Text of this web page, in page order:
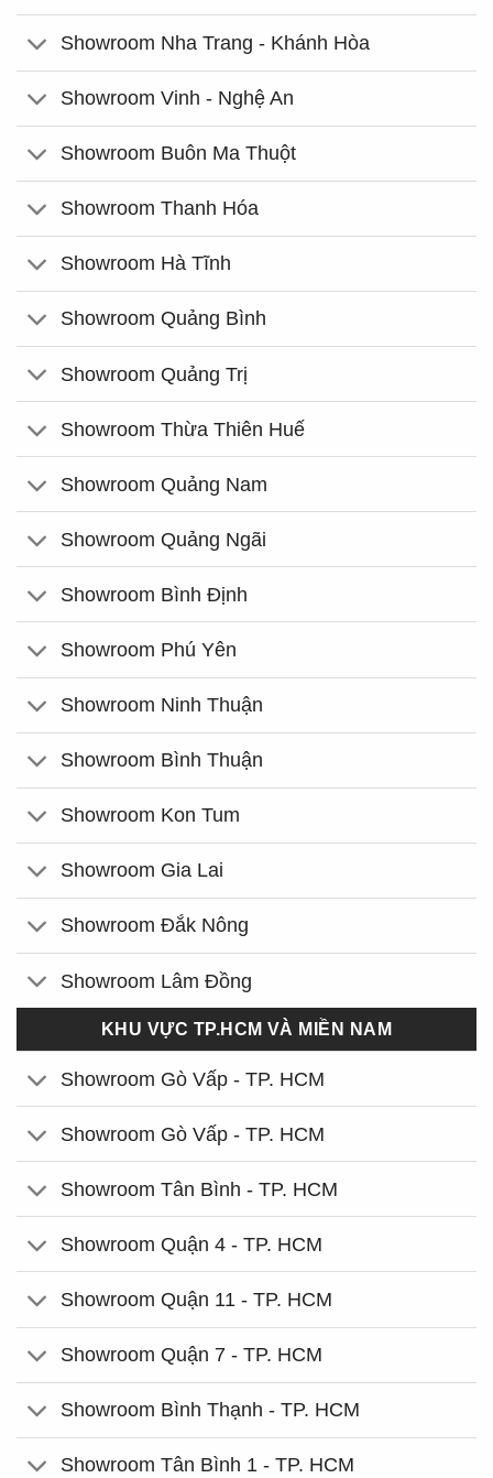
Showroom Nha Trang - Khánh Hòa
Showroom Vinh - Nghệ An
Showroom Buôn Ma Thuột
Showroom Thanh Hóa
Showroom Hà Tĩnh
Showroom Quảng Bình
Showroom Quảng Trị
Showroom Thừa Thiên Huế
Showroom Quảng Nam
Showroom Quảng Ngãi
Showroom Bình Định
Showroom Phú Yên
Showroom Ninh Thuận
Showroom Bình Thuận
Showroom Kon Tum
Showroom Gia Lai
Showroom Đắk Nông
Showroom Lâm Đồng
KHU VỰC TP.HCM VÀ MIỀN NAM
Showroom Gò Vấp - TP. HCM
Showroom Gò Vấp - TP. HCM
Showroom Tân Bình - TP. HCM
Showroom Quận 4 - TP. HCM
Showroom Quận 11 - TP. HCM
Showroom Quận 7 - TP. HCM
Showroom Bình Thạnh - TP. HCM
Showroom Tân Bình 1 - TP. HCM